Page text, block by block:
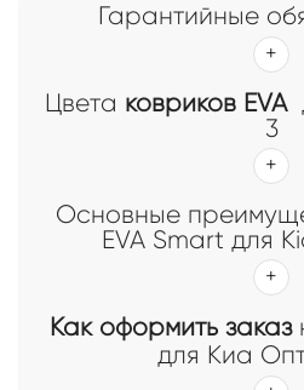
Гарантийные
Цвета ковриков EVA
3
Основные
EVA Smart для
Как оформить заказ
для Киа